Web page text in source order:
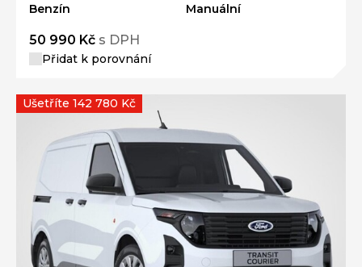
Benzín
Manuální
50 990 Kč s DPH
Přidat k porovnání
Ušetříte 142 780 Kč